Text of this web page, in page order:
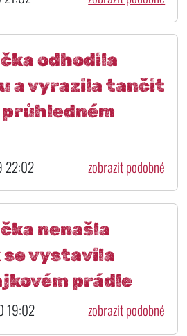
odhodila
a vyrazila tančit
22:02 zobrazit podobné
nenašla
vystavila
prádle
19:02 zobrazit podobné